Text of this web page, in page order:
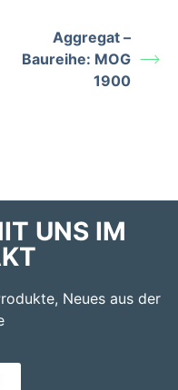
Aggregat –
Baureihe: MOG
1900
UNS IM
Neues aus der